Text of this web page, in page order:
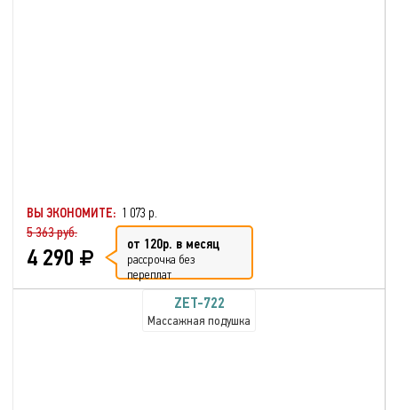
ВЫ ЭКОНОМИТЕ: 1 073 р.
5 363 руб.
4 290 от 120р. в месяц
рассрочка без
переплат
ZET-722
Массажная подушка